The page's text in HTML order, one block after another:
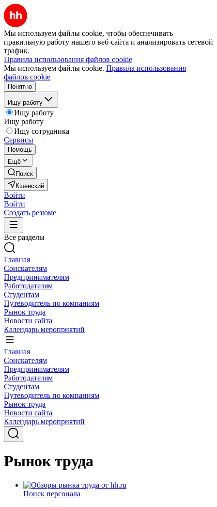
Мы используем файлы cookie, чтобы обеспечивать
правильную работу нашего веб-сайта и анализировать сетевой
трафик.
Правила использования файлов cookie
Мы используем файлы cookie. Правила использования
файлов cookie
Понятно
Ищу работу
Ищу работу
Ищу работу
Ищу сотрудника
Сервисы
Помощь
Ещё
Поиск
Кшенский
Войти
Войти
Создать резюме
Все разделы
Главная
Соискателям
Предпринимателям
Работодателям
Студентам
Путеводитель по компаниям
Рынок труда
Новости сайта
Календарь мероприятий
Главная
Соискателям
Предпринимателям
Работодателям
Студентам
Путеводитель по компаниям
Рынок труда
Новости сайта
Календарь мероприятий
Рынок труда
Поиск персонала